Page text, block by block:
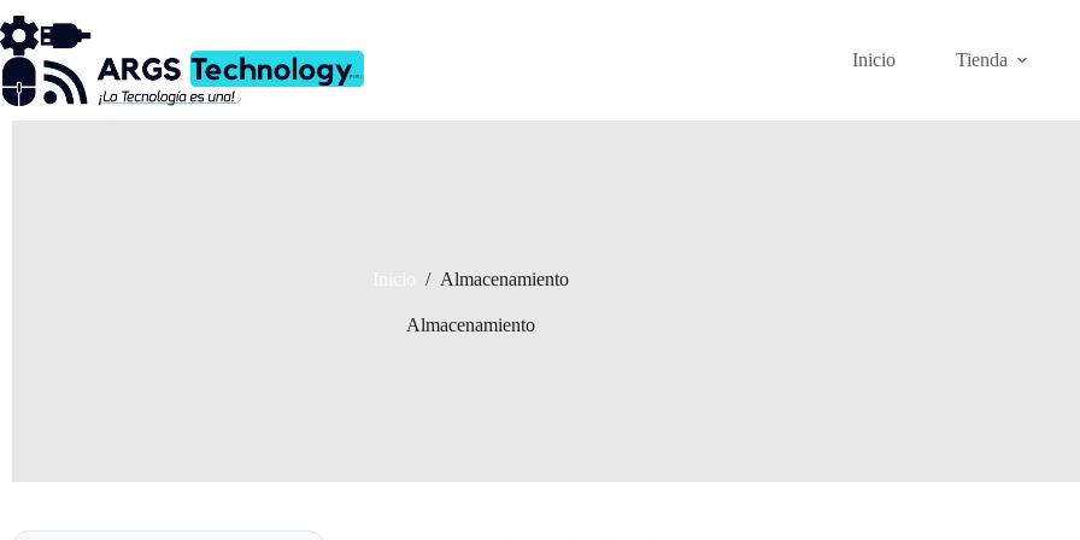
al
contenido
Inicio Tienda
/ Almacenamiento
Almacenamiento